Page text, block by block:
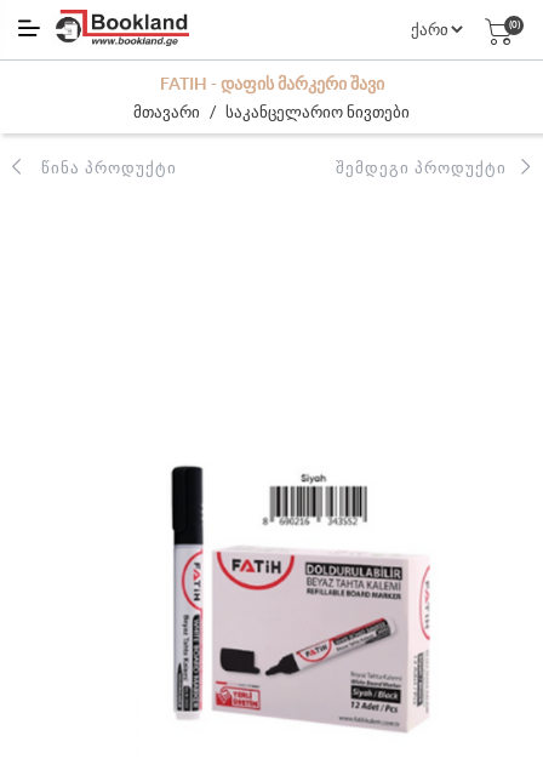
(0)
FATIH - ᲓᲐᲤᲘᲡ ᲛᲐᲠᲙᲔᲠᲘ ᲨᲐᲕᲘ
მთავარი / საკანცელარიო ნივთები
ᲬᲘᲜᲐ ᲞᲠᲝᲓᲣᲥᲢᲘ ᲨᲔᲛᲓᲔᲒᲘ ᲞᲠᲝᲓᲣᲥᲢᲘ